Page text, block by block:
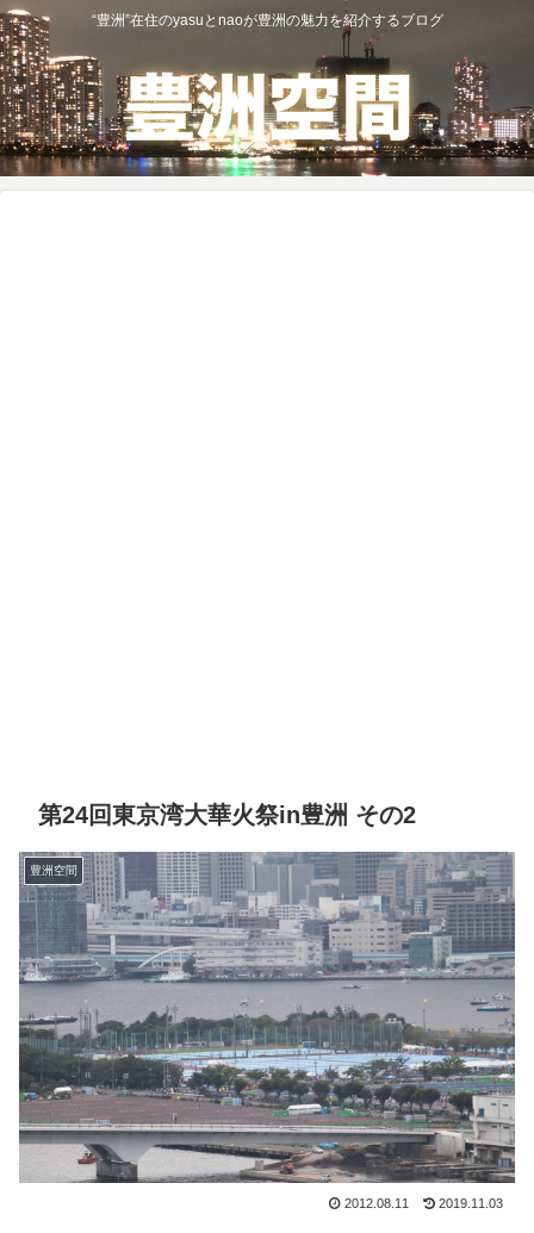
“豊洲”在住のyasuとnaoが豊洲の魅力を紹介するブログ
第24回東京湾大華火祭in豊洲 その2
豊洲空間
2012.08.11 2019.11.03